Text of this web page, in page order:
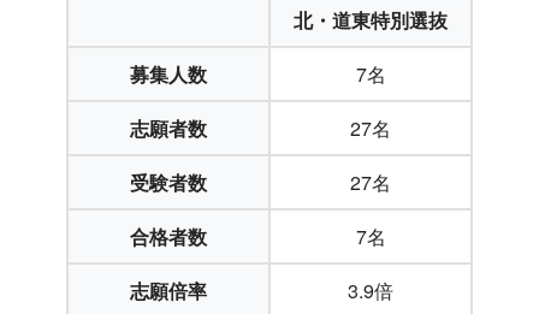
北・道東特別選抜
募集人数
7名
志願者数
27名
受験者数
27名
合格者数
7名
志願倍率
3.9倍